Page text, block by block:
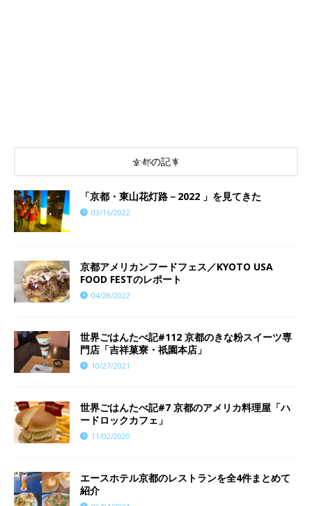
京都の記事
「京都・東山花灯路－2022 」を見てきた
03/16/2022
京都アメリカンフードフェス／KYOTO USA
FOOD FESTのレポート
04/28/2022
世界ごはんたべ記#112 京都のきな粉スイーツ専
門店「吉祥菓寮・祇園本店」
10/27/2021
世界ごはんたべ記#7 京都のアメリカ料理屋「ハ
ードロックカフェ」
11/02/2020
エースホテル京都のレストランを全4件まとめて
紹介